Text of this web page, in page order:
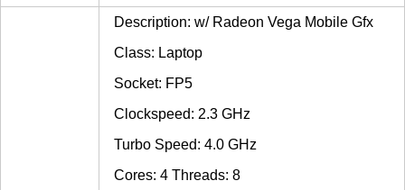
Description: w/ Radeon Vega Mobile Gfx
Class: Laptop
Socket: FP5
Clockspeed: 2.3 GHz
Turbo Speed: 4.0 GHz
Cores: 4 Threads: 8